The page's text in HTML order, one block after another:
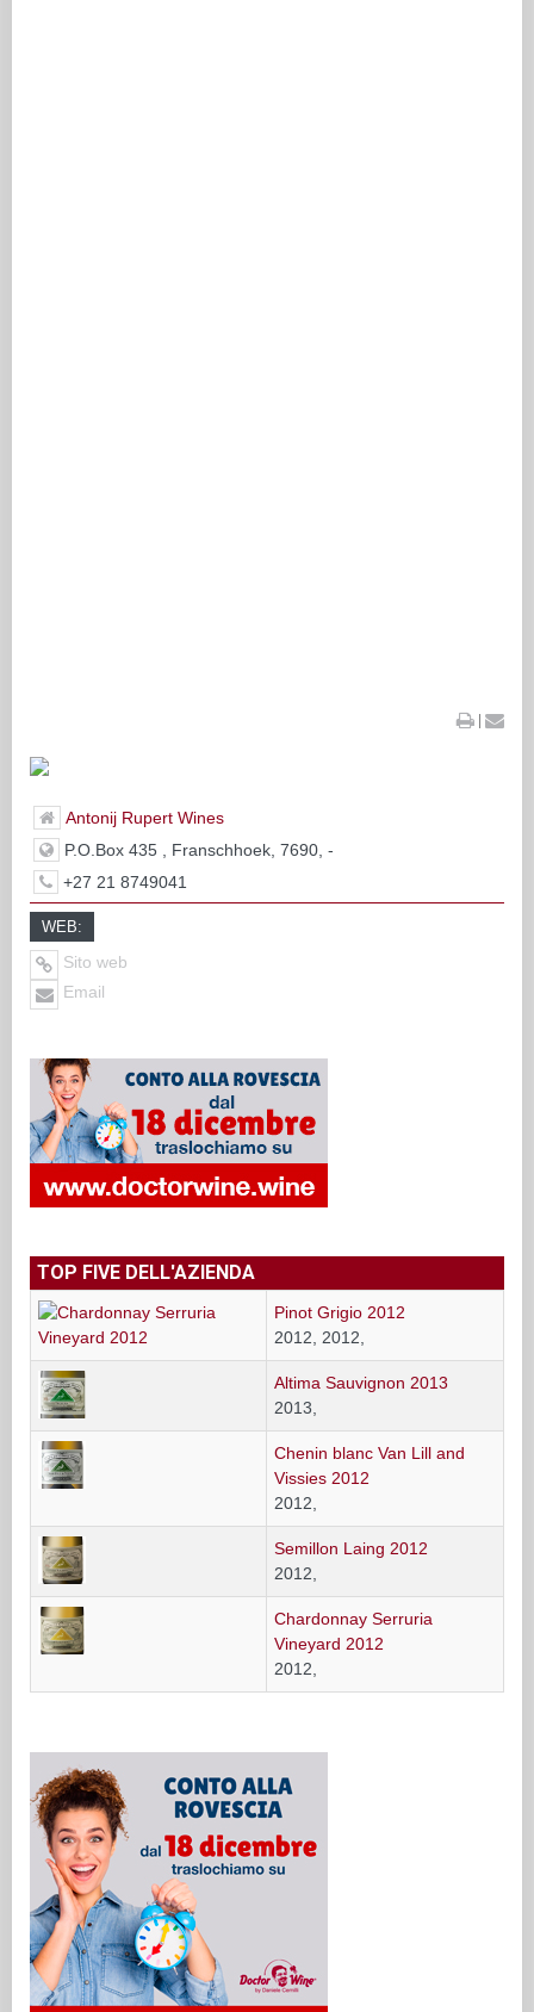
|
Antonij Rupert Wines
P.O.Box 435 , Franschhoek, 7690, -
+27 21 8749041
WEB:
Sito web
Email
TOP FIVE DELL'AZIENDA
Pinot Grigio 2012
2012, 2012,
Altima Sauvignon 2013
2013,
Chenin blanc Van Lill and
Vissies 2012
2012,
Semillon Laing 2012
2012,
Chardonnay Serruria
Vineyard 2012
2012,